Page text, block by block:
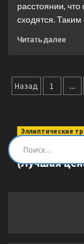
расстоянии, что
сходятся.
Читать далее
Назад 1 …
Эллиптические
(Лучшая